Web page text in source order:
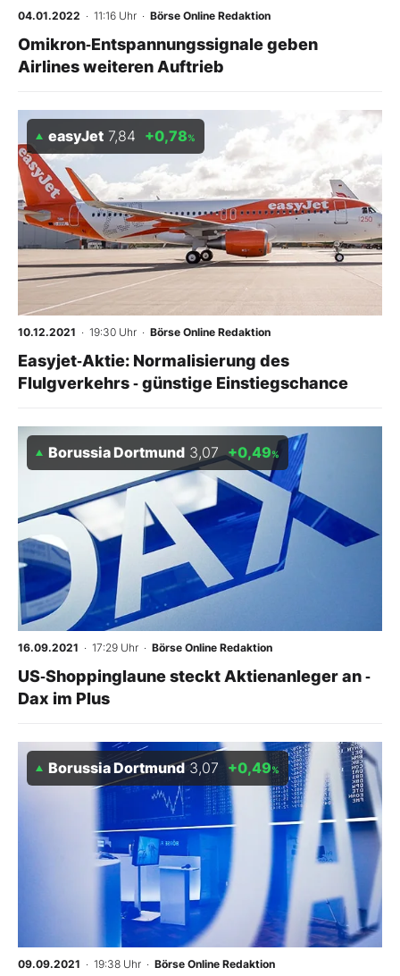
04.01.2022 · 11:16 Uhr · Börse Online Redaktion
Omikron‑Entspannungssignale geben
Airlines weiteren Auftrieb
easyJet 7,84 +0,78%
10.12.2021 · 19:30 Uhr · Börse Online Redaktion
Easyjet‑Aktie: Normalisierung des
Flulgverkehrs ‑ günstige Einstiegschance
Borussia Dortmund 3,07 +0,49%
16.09.2021 · 17:29 Uhr · Börse Online Redaktion
US‑Shoppinglaune steckt Aktienanleger an ‑
Dax im Plus
Borussia Dortmund 3,07 +0,49%
09.09.2021 · 19:38 Uhr · Börse Online Redaktion